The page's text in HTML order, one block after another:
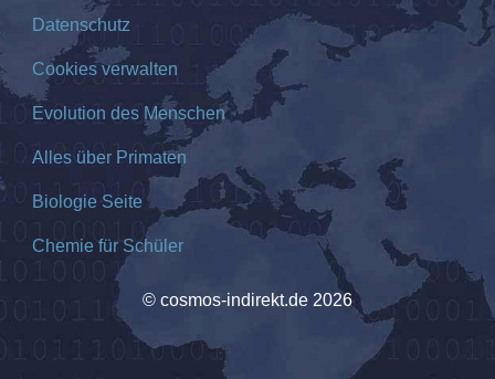
Datenschutz
Cookies verwalten
Evolution des Menschen
Alles über Primaten
Biologie Seite
Chemie für Schüler
© cosmos-indirekt.de 2026